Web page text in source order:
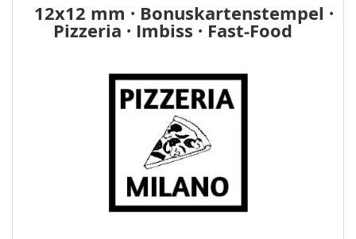
12x12 mm · Bonuskartenstempel ·
Pizzeria · Imbiss · Fast-Food